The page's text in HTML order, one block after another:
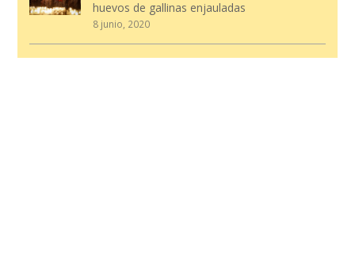
huevos de gallinas enjauladas
8 junio, 2020